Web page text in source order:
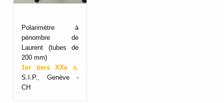
Polarimètre à
pénombre de
Laurent (tubes de
200 mm)
1er tiers XXe s.
S.I.P., Genève -
CH